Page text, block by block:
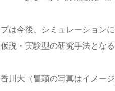
は今後、シミュレーション
説・実験型の研究手法とな
川大（冒頭の写真はイメージ